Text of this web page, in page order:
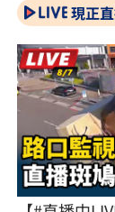
現正